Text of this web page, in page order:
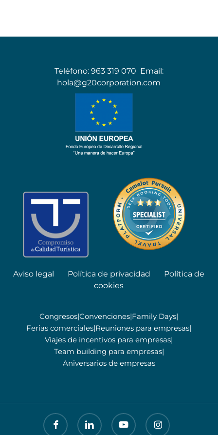
Teléfono: 963 319 070 Email:
hola@g20corporation.com
Aviso legal Política de privacidad
Política de
cookies
Congresos|Convenciones|Family Days|
Ferias comerciales|Reuniones para empresas|
Viajes de incentivos para empresas|
Team building para empresas|
Aniversarios de empresas
facebook linkedin youtube instagram